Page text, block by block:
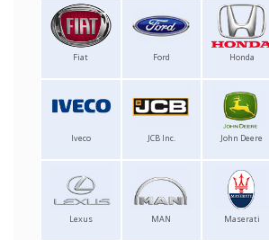
Fiat Ford Honda
Iveco JCB Inc. John Deere
Lexus MAN Maserati